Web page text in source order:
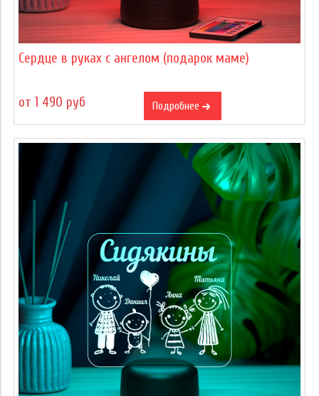
Сердце в руках с ангелом (подарок маме)
от 1 490 руб Подробнее